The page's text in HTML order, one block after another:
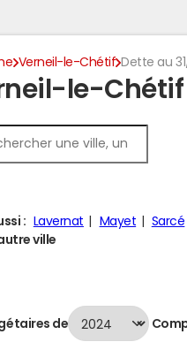
Verneil-le-Chétif Dette au
le-
: Lavernat Mayet Sarcé
ville
de